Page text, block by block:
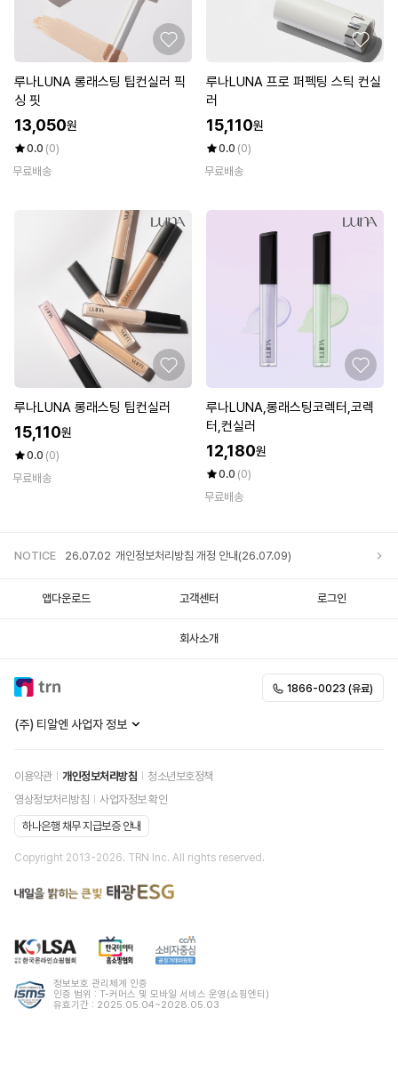
루나LUNA 롱래스팅 팁컨실러 픽
싱 핏
13,050원
0.0 (0)
무료배송
루나LUNA 프로 퍼펙팅 스틱 컨실
러
15,110원
0.0 (0)
무료배송
루나LUNA 롱래스팅 팁컨실러
15,110원
0.0 (0)
무료배송
루나LUNA,롱래스팅코렉터,코렉
터,컨실러
12,180원
0.0 (0)
무료배송
NOTICE 26.07.02 개인정보처리방침 개정 안내(26.07.09)
앱다운로드 고객센터 로그인
회사소개
(주) 티알엔 사업자 정보
이용약관 개인정보처리방침
청소년보호정책
영상정보처리방침
사업자정보 확인
하나은행 채무 지급보증 안내
Copyright 2013-2026. TRN Inc. All rights reserved.
정보보호 관리체계 인증
인증 범위 : T-커머스 및 모바일 서비스 운영(쇼핑엔티)
유효기간 : 2025.05.04~2028.05.03
1866-0023 (유료)